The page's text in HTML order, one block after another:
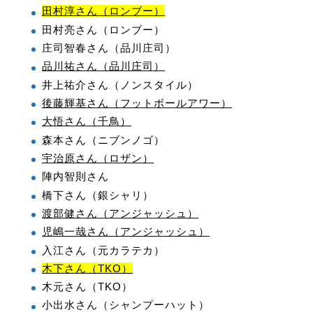
田村淳さん（ロンブー）
田村亮さん（ロンブー）
庄司智春さん（品川庄司）
品川祐さん（品川庄司）
井上祐介さん（ノンスタイル）
後藤輝基さん（フットボールアワー）
大悟さん（千鳥）
森本さん（ニブンノゴ）
宇治原さん（ロザン）
陣内智則さん
橋下さん（銀シャリ）
渡部健さん（アンジャッシュ）
児嶋一哉さん（アンジャッシュ）
入江さん（元カラテカ）
木下さん（TKO）
木元さん（TKO）
小出水さん（シャンプーハット）